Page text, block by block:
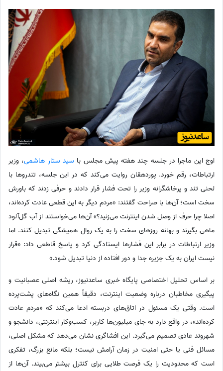
اوج این ماجرا در جلسه چند هفته پیش مجلس با سید ستار هاشمی، وزیر
ارتباطات، رقم خورد. پوردهقان روایت می‌کند که در این جلسه، تندروها با
لحنی تند و پرخاشگرانه وزیر را تحت فشار قرار دادند و حرفی زدند که باورش
سخت است؛ آن‌ها با صراحت گفتند: «مردم دیگر به این قطعی عادت کرده‌اند،
اصلا چرا حرف از وصل شدن اینترنت می‌زنید؟» آن‌ها می‌خواستند از آب گل‌آلود
ماهی بگیرند و بهانه روزهای سخت را به یک روال همیشگی تبدیل کنند. اما
وزیر ارتباطات در برابر این فشارها ایستادگی کرد و پاسخ قاطعی داد: «قرار
نیست ایران به یک جزیره جدا و دور افتاده از دنیا تبدیل شود.»
بر اساس تحلیل اختصاصی پایگاه خبری ساعدنیوز، ریشه اصلی عصبانیت و
پیگیری مخاطبان درباره وضعیت اینترنت، دقیقاً همین نگاه‌های پشت‌پرده
است. وقتی یک مسئول در اتاق‌های دربسته ادعا می‌کند که «مردم عادت
کرده‌اند»، در واقع دارد به جای میلیون‌ها کاربر، کسب‌وکار اینترنتی، دانشجو و
شهروند عادی تصمیم می‌گیرد. این افشاگری نشان می‌دهد که مشکل اصلی،
مسائل فنی یا حتی امنیت در زمان آرامش نیست؛ بلکه مانع بزرگ، تفکری
است که محدودیت را یک فرصت طلایی برای کنترل بیشتر می‌بیند. آن‌ها از